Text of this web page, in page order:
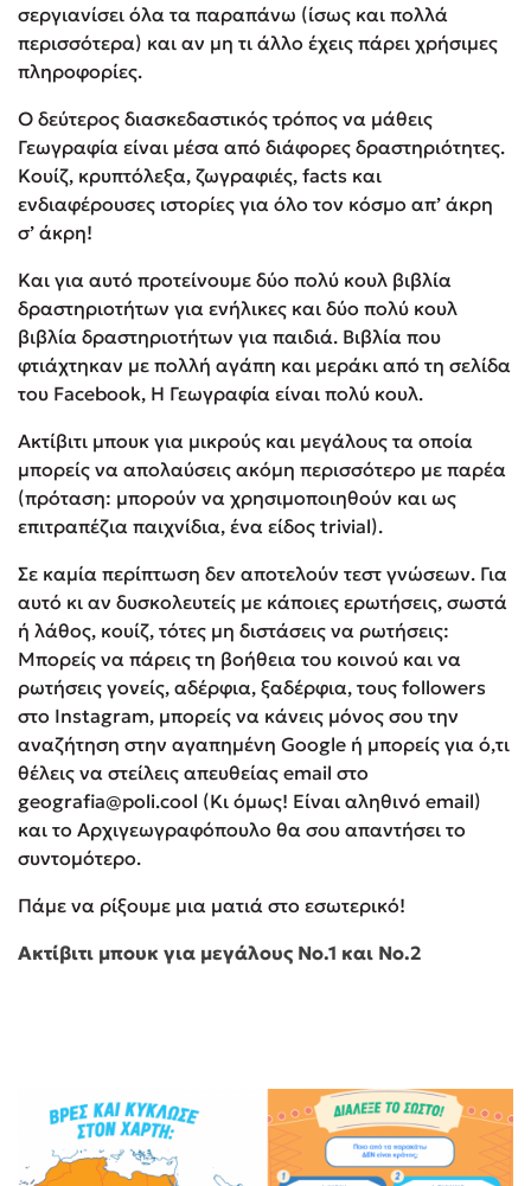
σεργιανίσει όλα τα παραπάνω (ίσως και πολλά
περισσότερα) και αν μη τι άλλο έχεις πάρει χρήσιμες
πληροφορίες.
Ο δεύτερος διασκεδαστικός τρόπος να μάθεις
Γεωγραφία είναι μέσα από διάφορες δραστηριότητες.
Κουίζ, κρυπτόλεξα, ζωγραφιές, facts και
ενδιαφέρουσες ιστορίες για όλο τον κόσμο απ’ άκρη
σ’ άκρη!
Και για αυτό προτείνουμε δύο πολύ κουλ βιβλία
δραστηριοτήτων για ενήλικες και δύο πολύ κουλ
βιβλία δραστηριοτήτων για παιδιά. Βιβλία που
φτιάχτηκαν με πολλή αγάπη και μεράκι από τη σελίδα
του Facebook, Η Γεωγραφία είναι πολύ κουλ.
Ακτίβιτι μπουκ για μικρούς και μεγάλους τα οποία
μπορείς να απολαύσεις ακόμη περισσότερο με παρέα
(πρόταση: μπορούν να χρησιμοποιηθούν και ως
επιτραπέζια παιχνίδια, ένα είδος trivial).
Σε καμία περίπτωση δεν αποτελούν τεστ γνώσεων. Για
αυτό κι αν δυσκολευτείς με κάποιες ερωτήσεις, σωστά
ή λάθος, κουίζ, τότες μη διστάσεις να ρωτήσεις:
Μπορείς να πάρεις τη βοήθεια του κοινού και να
ρωτήσεις γονείς, αδέρφια, ξαδέρφια, τους followers
στο Instagram, μπορείς να κάνεις μόνος σου την
αναζήτηση στην αγαπημένη Google ή μπορείς για ό,τι
θέλεις να στείλεις απευθείας email στο
geografia@poli.cool (Κι όμως! Είναι αληθινό email)
και το Αρχιγεωγραφόπουλο θα σου απαντήσει το
συντομότερο.
Πάμε να ρίξουμε μια ματιά στο εσωτερικό!
Ακτίβιτι μπουκ για μεγάλους Νο.1 και Νο.2